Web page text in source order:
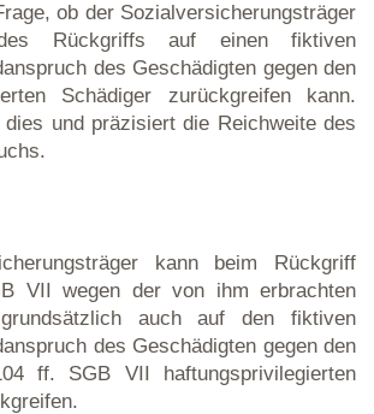
ob der Sozialversicherungsträger
Rückgriffs auf einen fiktiven
des Geschädigten gegen den
Schädiger zurückgreifen kann.
und präzisiert die Reichweite des
kann beim Rückgriff
VII wegen der von ihm erbrachten
grundsätzlich auch auf den fiktiven
des Geschädigten gegen den
ff. SGB VII haftungsprivilegierten